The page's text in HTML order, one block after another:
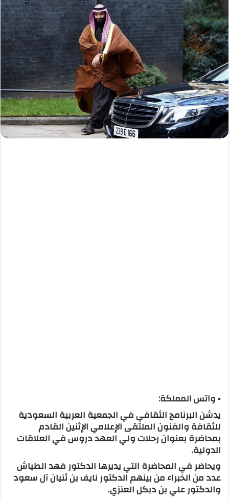
▪ واتس المملكة:
يدشن البرنامج الثقافي في الجمعية العربية السعودية
للثقافة والفنون الملتقى الإعلامي الإثنين القادم
بمحاضرة بعنوان رحلات ولي العهد دروس في العلاقات
الدولية.
ويحاضر في المحاضرة التي يديرها الدكتور فهد الطياش
عدد من الخبراء من بينهم الدكتور نايف بن ثنيان آل سعود
والدكتور علي بن دبكل العنزي.